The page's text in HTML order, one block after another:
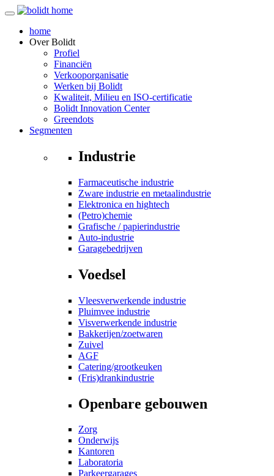
home
OverBolidt
Profiel
Financiën
Verkooporganisatie
Werken bij Bolidt
Kwaliteit, Milieu en ISO-certificatie
Bolidt Innovation Center
Greendots
Segmenten
Industrie
Farmaceutische industrie
Zware industrie en metaalindustrie
Elektronica en hightech
(Petro)chemie
Grafische / papierindustrie
Auto-industrie
Garagebedrijven
Voedsel
Vleesverwerkende industrie
Pluimvee industrie
Visverwerkende industrie
Bakkerijen/zoetwaren
Zuivel
AGF
Catering/grootkeuken
(Fris)drankindustrie
Openbare gebouwen
Zorg
Onderwijs
Kantoren
Laboratoria
Parkeergarages